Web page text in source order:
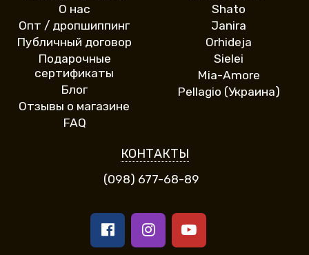
О нас
Опт / дропшиппинг
Публичный договор
Подарочные
сертификаты
Блог
Отзывы о магазине
FAQ
Shato
Janira
Orhideja
Sielei
Mia-Amore
Pellagio (Украина)
КОНТАКТЫ
(098) 677-68-89